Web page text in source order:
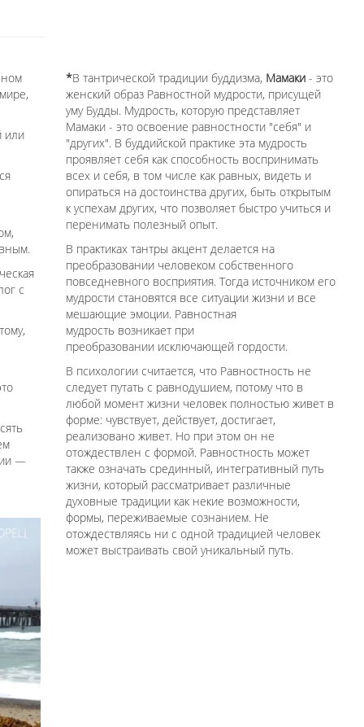
или
с
—
*В тантрической традиции буддизма, Мамаки- это
женский образ Равностной мудрости, присущей
уму Будды. Мудрость, которую представляет
Мамаки - это освоение равностности "себя" и
"других". В буддийской практике эта мудрость
проявляет себя как способность воспринимать
всех и себя, в том числе как равных, видеть и
опираться на достоинства других, быть открытым
к успехам других, что позволяет быстро учиться и
перенимать полезный опыт.
В практиках тантры акцент делается на
преобразовании человеком собственного
повседневного восприятия. Тогда источником его
мудрости становятся все ситуации жизни и все
мешающие эмоции. Равностная
мудрость возникает при
преобразовании исключающей гордости.
В психологии считается, что Равностность не
следует путать с равнодушием, потому что в
любой момент жизни человек полностью живет в
форме: чувствует, действует, достигает,
реализовано живет. Но при этом он не
отождествлен с формой. Равностность может
также означать срединный, интегративный путь
жизни, который рассматривает различные
духовные традиции как некие возможности,
формы, переживаемые сознанием. Не
отождествляясь ни с одной традицией человек
может выстраивать свой уникальный путь.